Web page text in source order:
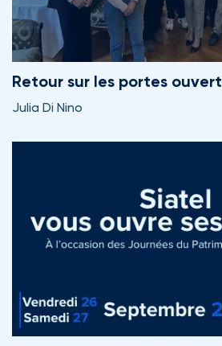
Retour sur les portes
Julia Di Nino